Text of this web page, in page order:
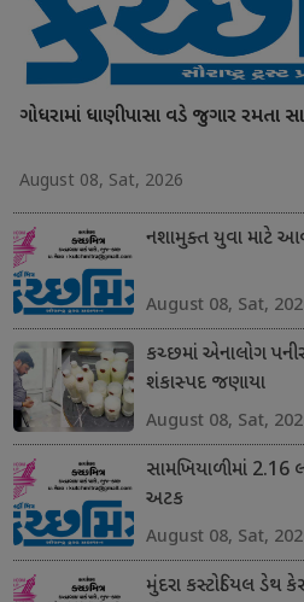
ગોધરામાં ધાણીપાસા વડે જુગાર રમતા
August 08, Sat, 2026
નશામુક્ત યુવા માટે
August 08, Sat,
કચ્છમાં એનાલોગ
શંકાસ્પદ જણાયા
August 08, Sat,
સામખિયાળીમાં
અટક
August 08, Sat,
મુંદરા કસ્ટોડિયલ ડેથ